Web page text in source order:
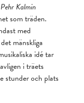
Kalmin
som träden.
med
mänskliga
idé tar
i träets
stunder och plats